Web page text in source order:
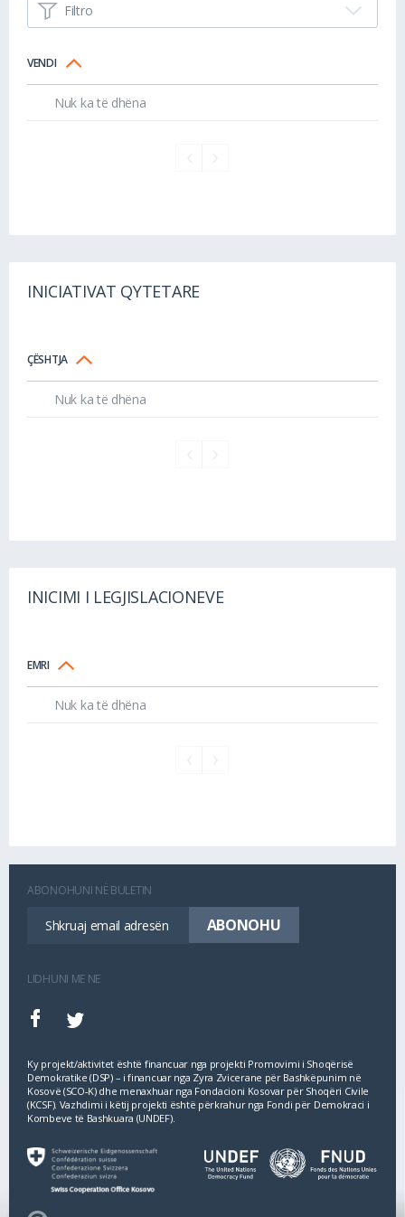
Filtro
VENDI
Nuk ka të dhëna
INICIATIVAT QYTETARE
ÇËSHTJA
Nuk ka të dhëna
INICIMI I LEGJISLACIONEVE
EMRI
Nuk ka të dhëna
ABONOHUNI NË BULETIN
LIDHUNI ME NE
Ky projekt/aktivitet është financuar nga projekti Promovimi i Shoqërisë
Demokratike (DSP) – i financuar nga Zyra Zvicerane për Bashkëpunim në
Kosovë (SCO‐K) dhe menaxhuar nga Fondacioni Kosovar për Shoqëri Civile
(KCSF). Vazhdimi i këtij projekti është përkrahur nga Fondi për Demokraci i
Kombeve të Bashkuara (UNDEF).